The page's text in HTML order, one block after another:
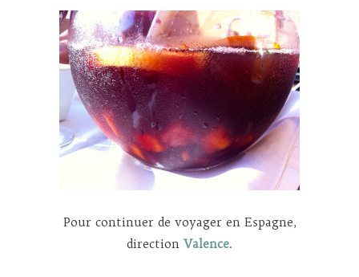
Pour continuer de voyager en Espagne,
direction Valence.